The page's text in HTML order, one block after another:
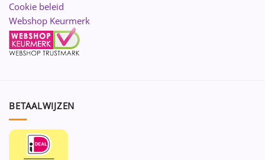
Cookie beleid
Webshop Keurmerk
BETAALWIJZEN